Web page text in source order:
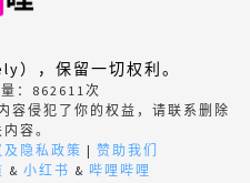
），保留一切权利。
： 862611次
容侵犯了你的权益，请联系删除
容。
及隐私政策 | 赞助我们
& 小红书 & 哔哩哔哩